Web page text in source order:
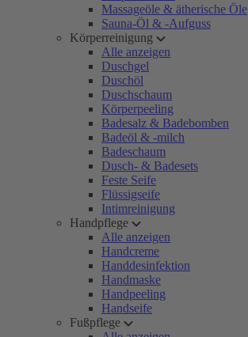
Massageöle & ätherische Öle
Sauna-Öl & -Aufguss
Körperreinigung
Alle anzeigen
Duschgel
Duschöl
Duschschaum
Körperpeeling
Badesalz & Badebomben
Badeöl & -milch
Badeschaum
Dusch- & Badesets
Feste Seife
Flüssigseife
Intimreinigung
Handpflege
Alle anzeigen
Handcreme
Handdesinfektion
Handmaske
Handpeeling
Handseife
Fußpflege